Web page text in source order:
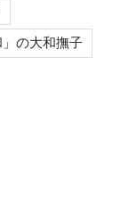
」の大和撫子